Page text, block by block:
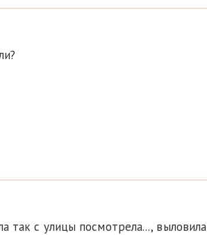
так с улицы посмотрела..., выловила